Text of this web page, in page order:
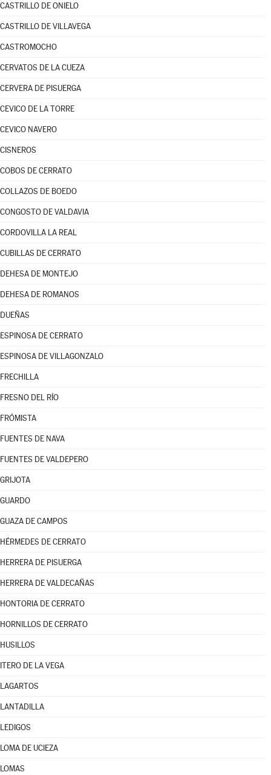
CASTRILLO DE ONIELO
CASTRILLO DE VILLAVEGA
CASTROMOCHO
CERVATOS DE LA CUEZA
CERVERA DE PISUERGA
CEVICO DE LA TORRE
CEVICO NAVERO
CISNEROS
COBOS DE CERRATO
COLLAZOS DE BOEDO
CONGOSTO DE VALDAVIA
CORDOVILLA LA REAL
CUBILLAS DE CERRATO
DEHESA DE MONTEJO
DEHESA DE ROMANOS
DUEÑAS
ESPINOSA DE CERRATO
ESPINOSA DE VILLAGONZALO
FRECHILLA
FRESNO DEL RÍO
FRÓMISTA
FUENTES DE NAVA
FUENTES DE VALDEPERO
GRIJOTA
GUARDO
GUAZA DE CAMPOS
HÉRMEDES DE CERRATO
HERRERA DE PISUERGA
HERRERA DE VALDECAÑAS
HONTORIA DE CERRATO
HORNILLOS DE CERRATO
HUSILLOS
ITERO DE LA VEGA
LAGARTOS
LANTADILLA
LEDIGOS
LOMA DE UCIEZA
LOMAS